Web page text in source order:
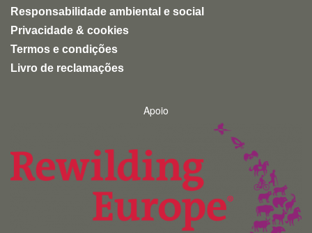
Responsabilidade ambiental e social
Privacidade & cookies
Termos e condições
Livro de reclamações
Apoio